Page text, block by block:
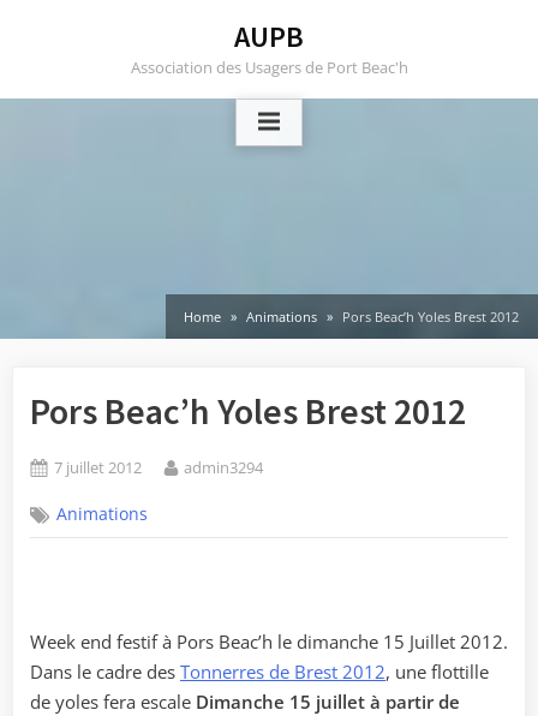
AUPB
Association des Usagers de Port Beac'h
Home Animations Pors Beac’h Yoles Brest 2012
Pors Beac’h Yoles Brest 2012
Posted
7 juillet 2012 By
admin3294
Animations
Week end festif à Pors Beac’h le dimanche 15 Juillet 2012.
Dans le cadre des Tonnerres de Brest 2012, une flottille
de yoles fera escale Dimanche 15 juillet à partir de